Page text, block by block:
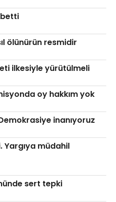
ölünürün resmidir
ilkesiyle yürütülmeli
oy hakkım yok
inanıyoruz
müdahil
sert tepki